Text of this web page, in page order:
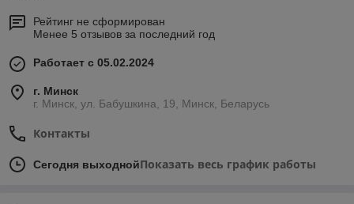
Рейтинг не сформирован
Менее 5 отзывов за последний год
Работает с 05.02.2024
г. Минск
г. Минск, ул. Бабушкина, 19, Минск, Беларусь
Контакты
Сегодня выходнойПоказать весь график работы